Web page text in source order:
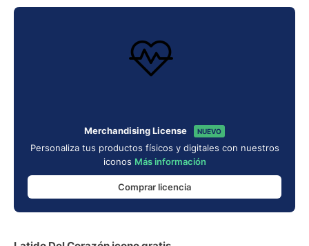
Merchandising License NUEVO
Personaliza tus productos físicos y digitales con nuestros
iconos Más información
Comprar licencia